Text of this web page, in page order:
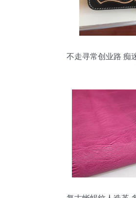
不走寻常创业路 痴